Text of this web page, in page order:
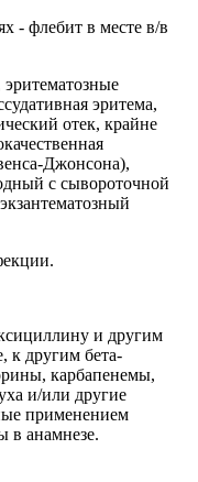
- флебит в месте в/в
эритема,
отек, крайне
Джонсона),
с сывороточной
и другим
к другим бета-
карбапенемы,
и/или другие
применением
в анамнезе.